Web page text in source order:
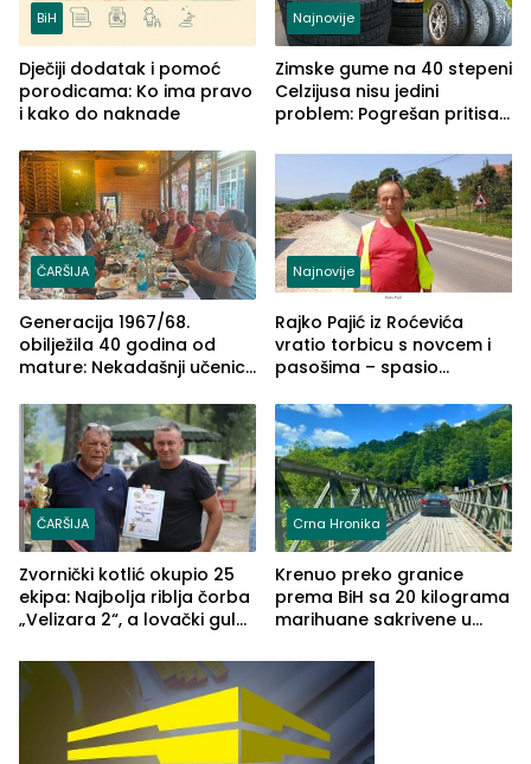
BiH
Dječiji dodatak i pomoć
porodicama: Ko ima pravo
i kako do naknade
Najnovije
Zimske gume na 40 stepeni
Celzijusa nisu jedini
problem: Pogrešan pritisak
ČARŠIJA
Generacija 1967/68.
obilježila 40 godina od
mature: Nekadašnji učenici
(FOTO)
Najnovije
Rajko Pajić iz Roćevića
vratio torbicu s novcem i
pasošima – spasio
Grčkoj
ČARŠIJA
Zvornički kotlić okupio 25
ekipa: Najbolja riblja čorba
„Velizara 2“, a lovački gulaš
Crna Hronika
Krenuo preko granice
prema BiH sa 20 kilograma
marihuane sakrivene u